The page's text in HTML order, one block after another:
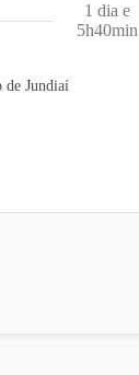
de Jundiaí
1 dia e
5h40min